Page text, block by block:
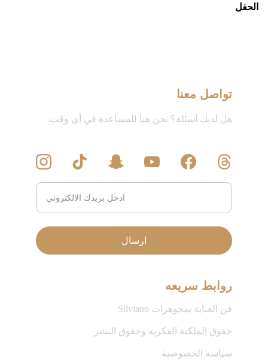
الحفل
تواصل معنا
هل لديك أسئلة؟ نحن هنا للمساعدة في أي وقت.
ارسال
روابط سريعه
فن العناية بمجوهرات Silviano
حقوق الملكية الفكريه وحقوق النشر
سياسة الخصوصية